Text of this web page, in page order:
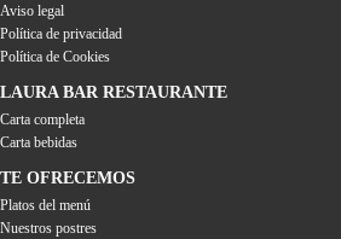
Aviso legal
Política de privacidad
Política de Cookies
LAURA BAR RESTAURANTE
Carta completa
Carta bebidas
TE OFRECEMOS
Platos del menú
Nuestros postres